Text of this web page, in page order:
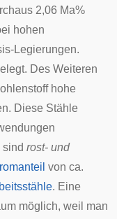
2,06 Ma%
hohen
Legierungen.
Des Weiteren
hohe
Diese Stähle
rost- und
von ca.
. Eine
möglich, weil man